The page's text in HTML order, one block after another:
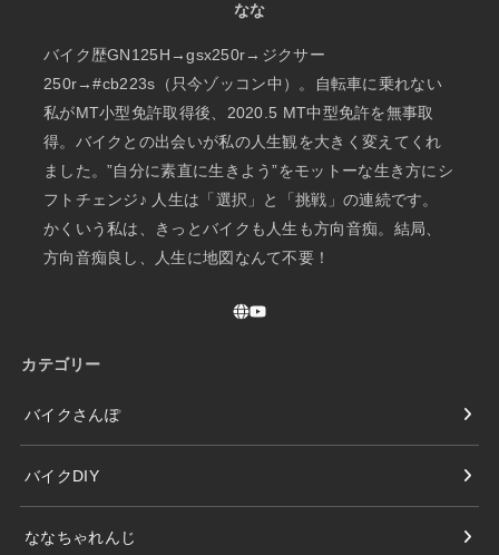
なな
バイク歴GN125H→gsx250r→ジクサー
250r→#cb223s（只今ゾッコン中）。自転車に乗れない
私がMT小型免許取得後、2020.5 MT中型免許を無事取
得。バイクとの出会いが私の人生観を大きく変えてくれ
ました。”自分に素直に生きよう”をモットーな生き方にシ
フトチェンジ♪ 人生は「選択」と「挑戦」の連続です。
かくいう私は、きっとバイクも人生も方向音痴。結局、
方向音痴良し、人生に地図なんて不要！
カテゴリー
バイクさんぽ
バイクDIY
ななちゃれんじ